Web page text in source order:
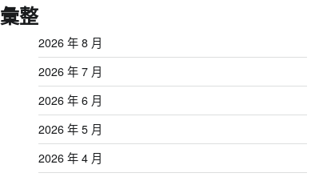
彙整
2026 年 8 月
2026 年 7 月
2026 年 6 月
2026 年 5 月
2026 年 4 月